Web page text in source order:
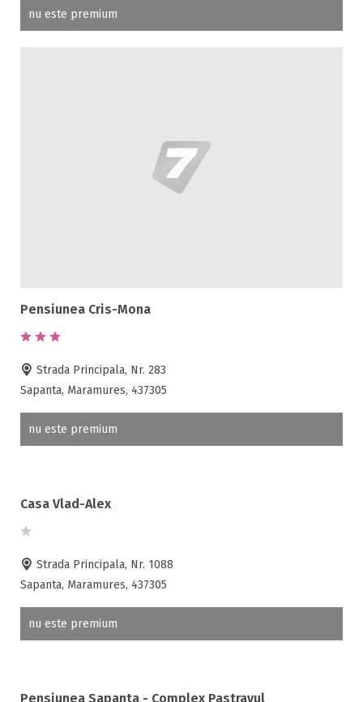
Spalatorie
Terasa
nu este premium
Pensiunea Cris-Mona
Strada Principala, Nr. 283
Sapanta, Maramures, 437305
nu este premium
Casa Vlad-Alex
Strada Principala, Nr. 1088
Sapanta, Maramures, 437305
nu este premium
Pensiunea Sapanta - Complex Pastravul